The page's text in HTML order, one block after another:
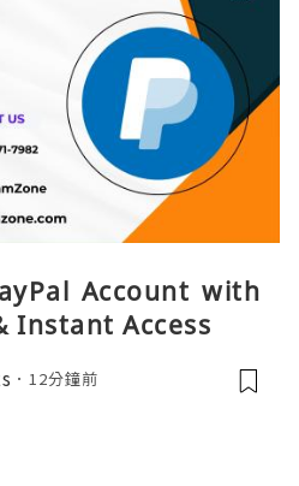
Account with
Instant Access
12分鐘前